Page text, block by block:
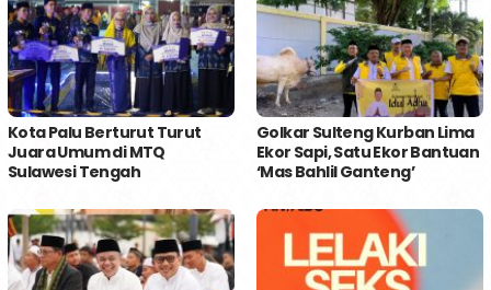
Kota Palu Berturut Turut
Juara Umum di MTQ
Sulawesi Tengah
Golkar Sulteng Kurban Lima
Ekor Sapi, Satu Ekor Bantuan
‘Mas Bahlil Ganteng’